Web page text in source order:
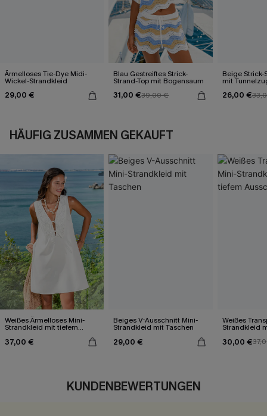
Ärmelloses Tie-Dye Midi-
Wickel-Strandkleid
29,00 €
Blau Gestreiftes Strick-
Strand-Top mit Bogensaum
31,00 €39,00 €
Beige Strick-
mit
26,00 €
HÄUFIG ZUSAMMEN GEKAUFT
Weißes Ärmelloses Mini-
Strandkleid mit tiefem
37,00 €
Beiges V-Ausschnitt Mini-
Strandkleid mit Taschen
29,00 €
Weißes
Strandkleid
30,00 €
KUNDENBEWERTUNGEN